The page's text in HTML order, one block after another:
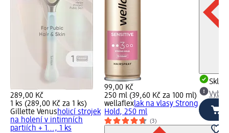
289,00 Kč
1 ks (289,00 Kč za 1 ks)
Gillette Venusholicí strojek
na holení v intimních
partiích + 1..., 1 ks
99,00 Kč
250 ml (39,60 Kč za 100 ml)
wellaflexlak na vlasy Strong
Hold, 250 ml
(3)